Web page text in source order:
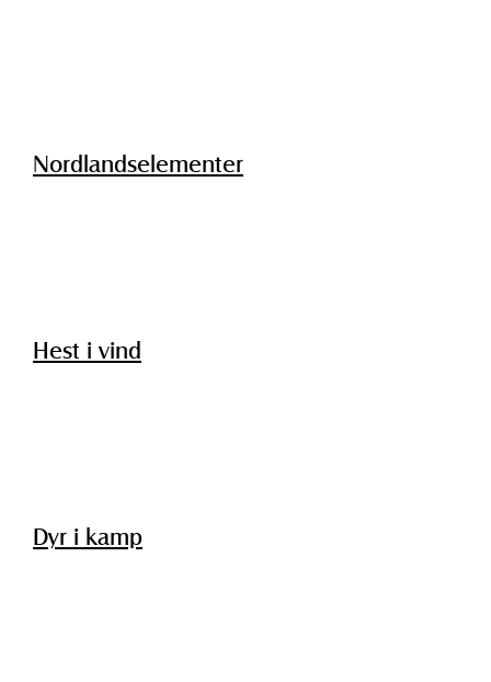
Nordlandselementer
Hest i vind
Dyr i kamp